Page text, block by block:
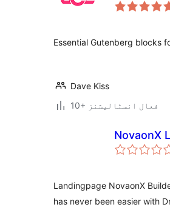
Essential Gutenberg blocks
Dave Kiss
10+ فعال انسٹالیشنز
NovaonX
Landingpage NovaonX
has never been easier with